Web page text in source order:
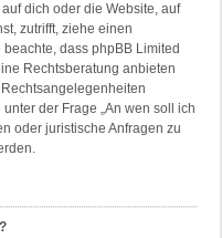
dich oder die Website, auf
zutrifft, ziehe einen
dass phpBB Limited
Rechtsberatung anbieten
der Frage „An wen soll ich
oder juristische Anfragen zu